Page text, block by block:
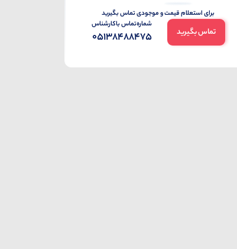
برای استعلام قیمت و موجودی تماس بگیرید
تماس بگیرید
شماره‌تماس‌ با‌کارشناس
05138488475